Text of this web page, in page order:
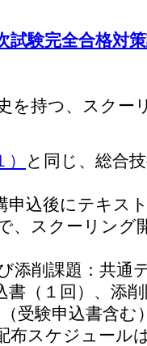
試験完全合格対
を持つ、スク
）
と同じ、総合
申込後にテキス
、スクーリング
添削課題：共通
書（１回）、添
受験申込書含む
布スケジュール